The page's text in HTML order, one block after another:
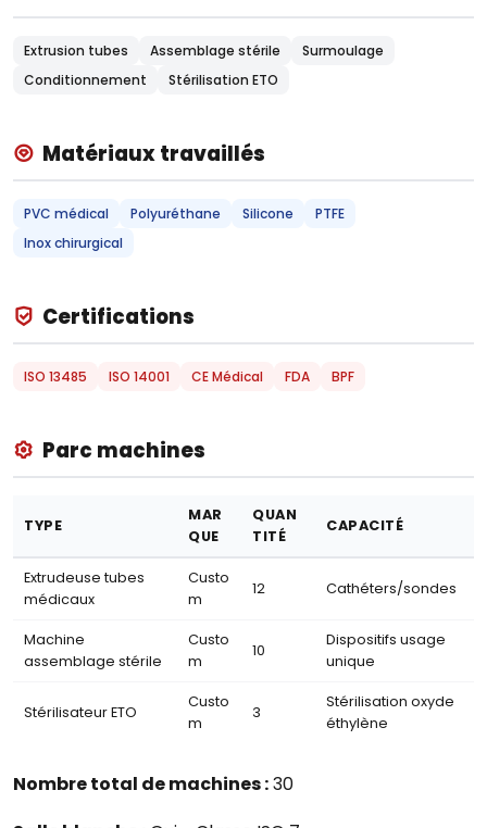
Extrusion tubes Assemblage stérile
Surmoulage
Conditionnement
Stérilisation ETO
Matériaux travaillés
PVC médical Polyuréthane Silicone
PTFE
Inox chirurgical
Certifications
ISO 13485 ISO 14001 CE Médical FDA BPF
Parc machines
TYPE
MAR
QUE
QUAN
TITÉ
CAPACITÉ
Extrudeuse tubes
médicaux
Custo
m
12 Cathéters/sondes
Machine
assemblage stérile
Custo
m
10
Dispositifs usage
unique
Stérilisateur ETO
Custo
m
3
Stérilisation oxyde
éthylène
Nombre total de machines :30